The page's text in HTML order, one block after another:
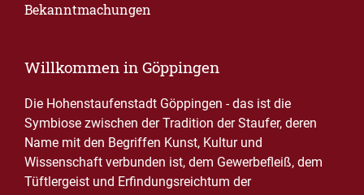
Bekanntmachungen
Willkommen in Göppingen
Die Hohenstaufenstadt Göppingen - das ist die
Symbiose zwischen der Tradition der Staufer, deren
Name mit den Begriffen Kunst, Kultur und
Wissenschaft verbunden ist, dem Gewerbefleiß, dem
Tüftlergeist und Erfindungsreichtum der